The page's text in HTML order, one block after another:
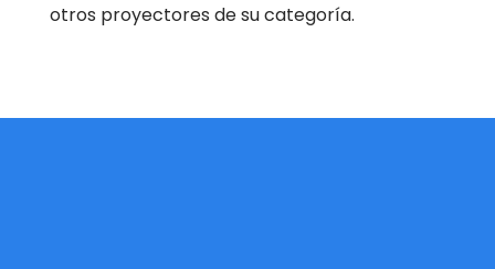
otros proyectores de su categoría.